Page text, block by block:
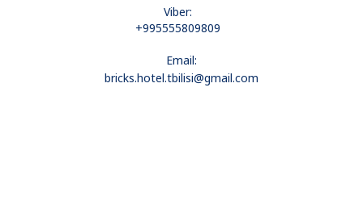
Viber:
+995555809809
Email:
bricks.hotel.tbilisi@gmail.com